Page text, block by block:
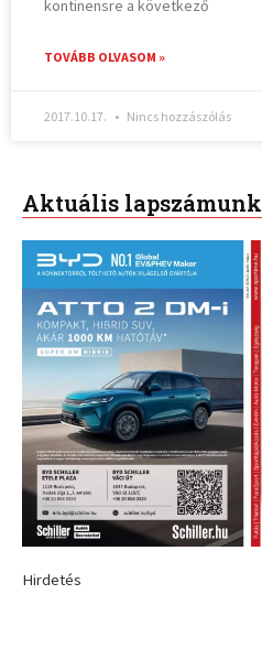
kontinensre a következő
TOVÁBB OLVASOM »
2017.10.17. Nincs hozzászólás
Aktuális lapszámunk
Hirdetés